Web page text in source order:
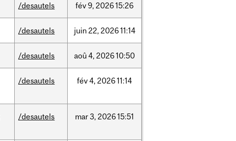
/desautels fév9, 202615:26
/desautels juin 22, 202611:14
/desautels aoû 4, 202610:50
/desautels fév4, 202611:14
/desautels mar3, 202615:51